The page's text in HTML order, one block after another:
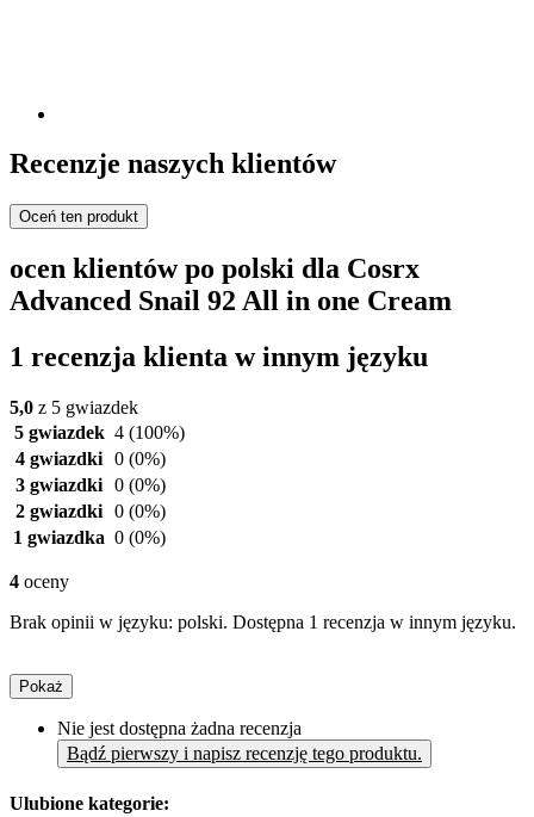
Recenzje naszych klientów
Oceń ten produkt
ocen klientów po polski dla Cosrx
Advanced Snail 92 All in one Cream
1 recenzja klienta w innym języku
5,0 z 5 gwiazdek
5 gwiazdek 4 (100%)
4 gwiazdki 0 (0%)
3 gwiazdki 0 (0%)
2 gwiazdki 0 (0%)
1 gwiazdka 0 (0%)
4 oceny
Brak opinii w języku: polski. Dostępna 1 recenzja w innym języku.
Pokaż
Nie jest dostępna żadna recenzja
Bądź pierwszy i napisz recenzję tego produktu.
Ulubione kategorie: